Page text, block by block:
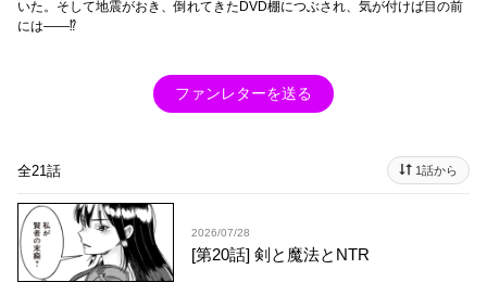
いた。そして地震がおき、倒れてきたDVD棚につぶされ、気が付けば目の前
には――⁉
ファンレターを送る
全21話 1話から
2026/07/28
[第20話] 剣と魔法とNTR